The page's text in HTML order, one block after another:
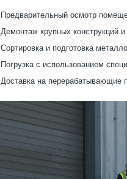
Предварительный осмотр
Демонтаж крупных конструкций
Сортировка и подготовка
Погрузка с использованием
Доставка на перерабатывающие